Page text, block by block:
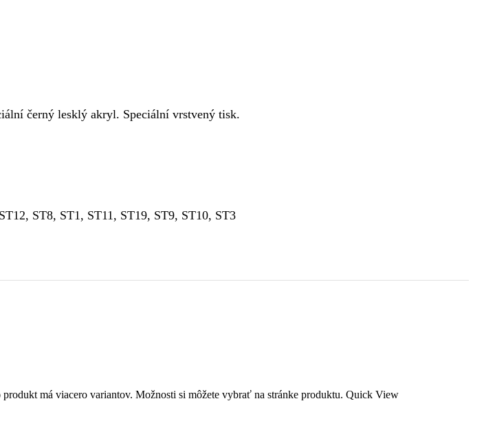
černý lesklý akryl. Speciální vrstvený tisk.
ST8, ST1, ST11, ST19, ST9, ST10, ST3
produkt má viacero variantov. Možnosti si môžete vybrať na stránke produktu. Quick View